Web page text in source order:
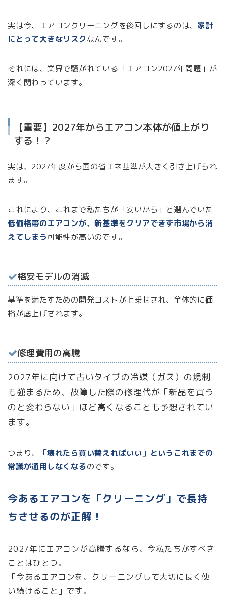
実は今、エアコンクリーニングを後回しにするのは、 家計
にとって大きなリスクなんです。
それには、業界で騒がれている「エアコン2027年問題」が
深く関わっています。
【重要】2027年からエアコン本体が値上がり
する！？
実は、2027年度から国の省エネ基準が大きく引き上げられ
ます。
これにより、これまで私たちが「安いから」と選んでいた
低価格帯のエアコンが、新基準をクリアできず市場から消
えてしまう可能性が高いのです。
格安モデルの消滅
基準を満たすための開発コストが上乗せされ、全体的に価
格が底上げされます。
修理費用の高騰
2027年に向けて古いタイプの冷媒（ガス）の規制
も強まるため、故障した際の修理代が「新品を買う
のと変わらない」ほど高くなることも予想されてい
ます。
つまり、
「壊れたら買い替えればいい」というこれまでの
常識が通用しなくなるのです。
今あるエアコンを「クリーニング」で長持
ちさせるのが正解！
2027年にエアコンが高騰するなら、今私たちがすべき
ことはひとつ。
「今あるエアコンを、クリーニングして大切に長く使
い続けること」です。